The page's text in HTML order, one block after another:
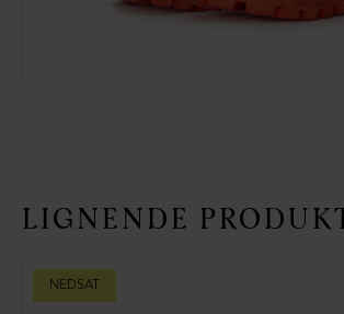
LIGNENDE
NEDSAT